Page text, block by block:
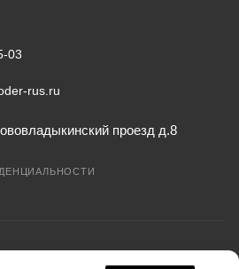
03
rus.ru
проезд д.8